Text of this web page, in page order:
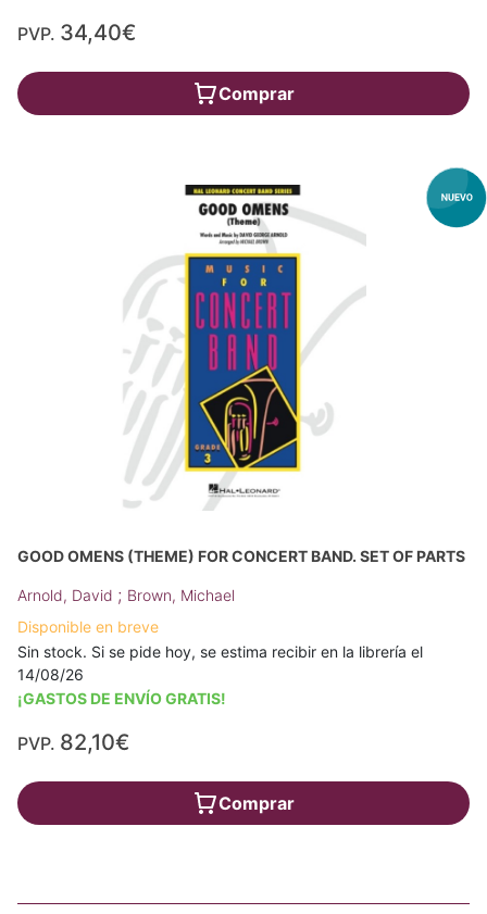
PVP. 34,40€
Comprar
GOOD OMENS (THEME) FOR CONCERT BAND. SET OF PARTS
Arnold, David ; Brown, Michael
Disponible en breve
Sin stock. Si se pide hoy, se estima recibir en la librería el
14/08/26
¡GASTOS DE ENVÍO GRATIS!
PVP. 82,10€
Comprar